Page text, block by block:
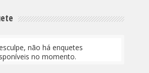
não há enquetes
no momento.